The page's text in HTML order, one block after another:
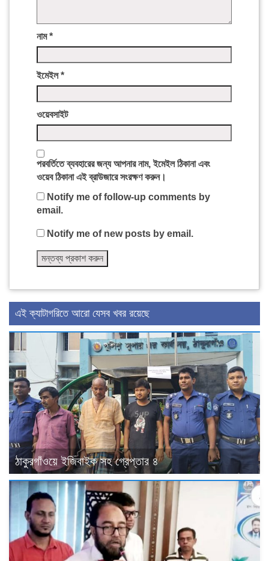
নাম*
ইমেইল*
ওয়েবসাইট
পরবর্তিতে ব্যবহারের জন্য আপনার নাম, ইমেইল ঠিকানা এবং
ওয়েব ঠিকানা এই ব্রাউজারে সংরক্ষণ করুন।
Notify me of follow-up comments by
email.
Notify me of new posts by email.
এই ক্যাটাগরিতে আরো যেসব খবর রয়েছে
ঠাকুরগাঁওয়ে ইজিবাইক সহ গ্রেপ্তার ৪